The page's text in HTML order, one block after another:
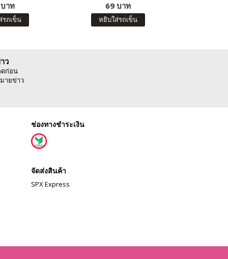
าท
รถเข็น
69 บาท
หยิบใส่รถเข็น
ว
ก่อน
ายข่าว
ช่องทางชำระเงิน
จัดส่งสินค้า
SPX Express